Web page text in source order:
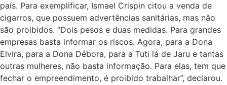
país. Para exemplificar, Ismael Crispin citou a venda de
cigarros, que possuem advertências sanitárias, mas não
são proibidos. “Dois pesos e duas medidas. Para grandes
empresas basta informar os riscos. Agora, para a Dona
Elvira, para a Dona Débora, para a Tuti lá de Jaru e tantas
outras mulheres, não basta informação. Para elas, tem que
fechar o empreendimento, é proibido trabalhar”, declarou.